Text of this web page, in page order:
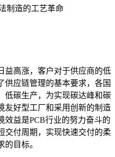
制造的工艺革命
益高涨，客户对于供应商的低
供应链管理的基本要求，各国
低碳生产，为实现碳达峰和碳
友好型工厂和采用创新的制造
效益是PCB行业的努力奋斗的
交付周期，实现快速交付的柔
目标。